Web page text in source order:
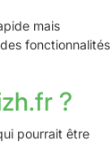
mais
fonctionnalités
?
pourrait être